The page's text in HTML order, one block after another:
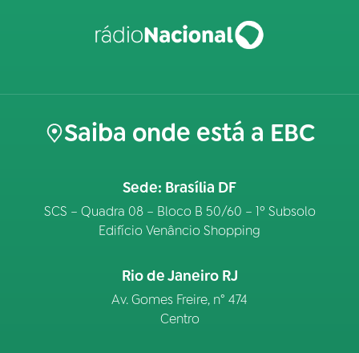
Saiba onde está a EBC
Sede: Brasília DF
SCS – Quadra 08 – Bloco B 50/60 – 1º Subsolo
Edifício Venâncio Shopping
Rio de Janeiro RJ
Av. Gomes Freire, n° 474
Centro